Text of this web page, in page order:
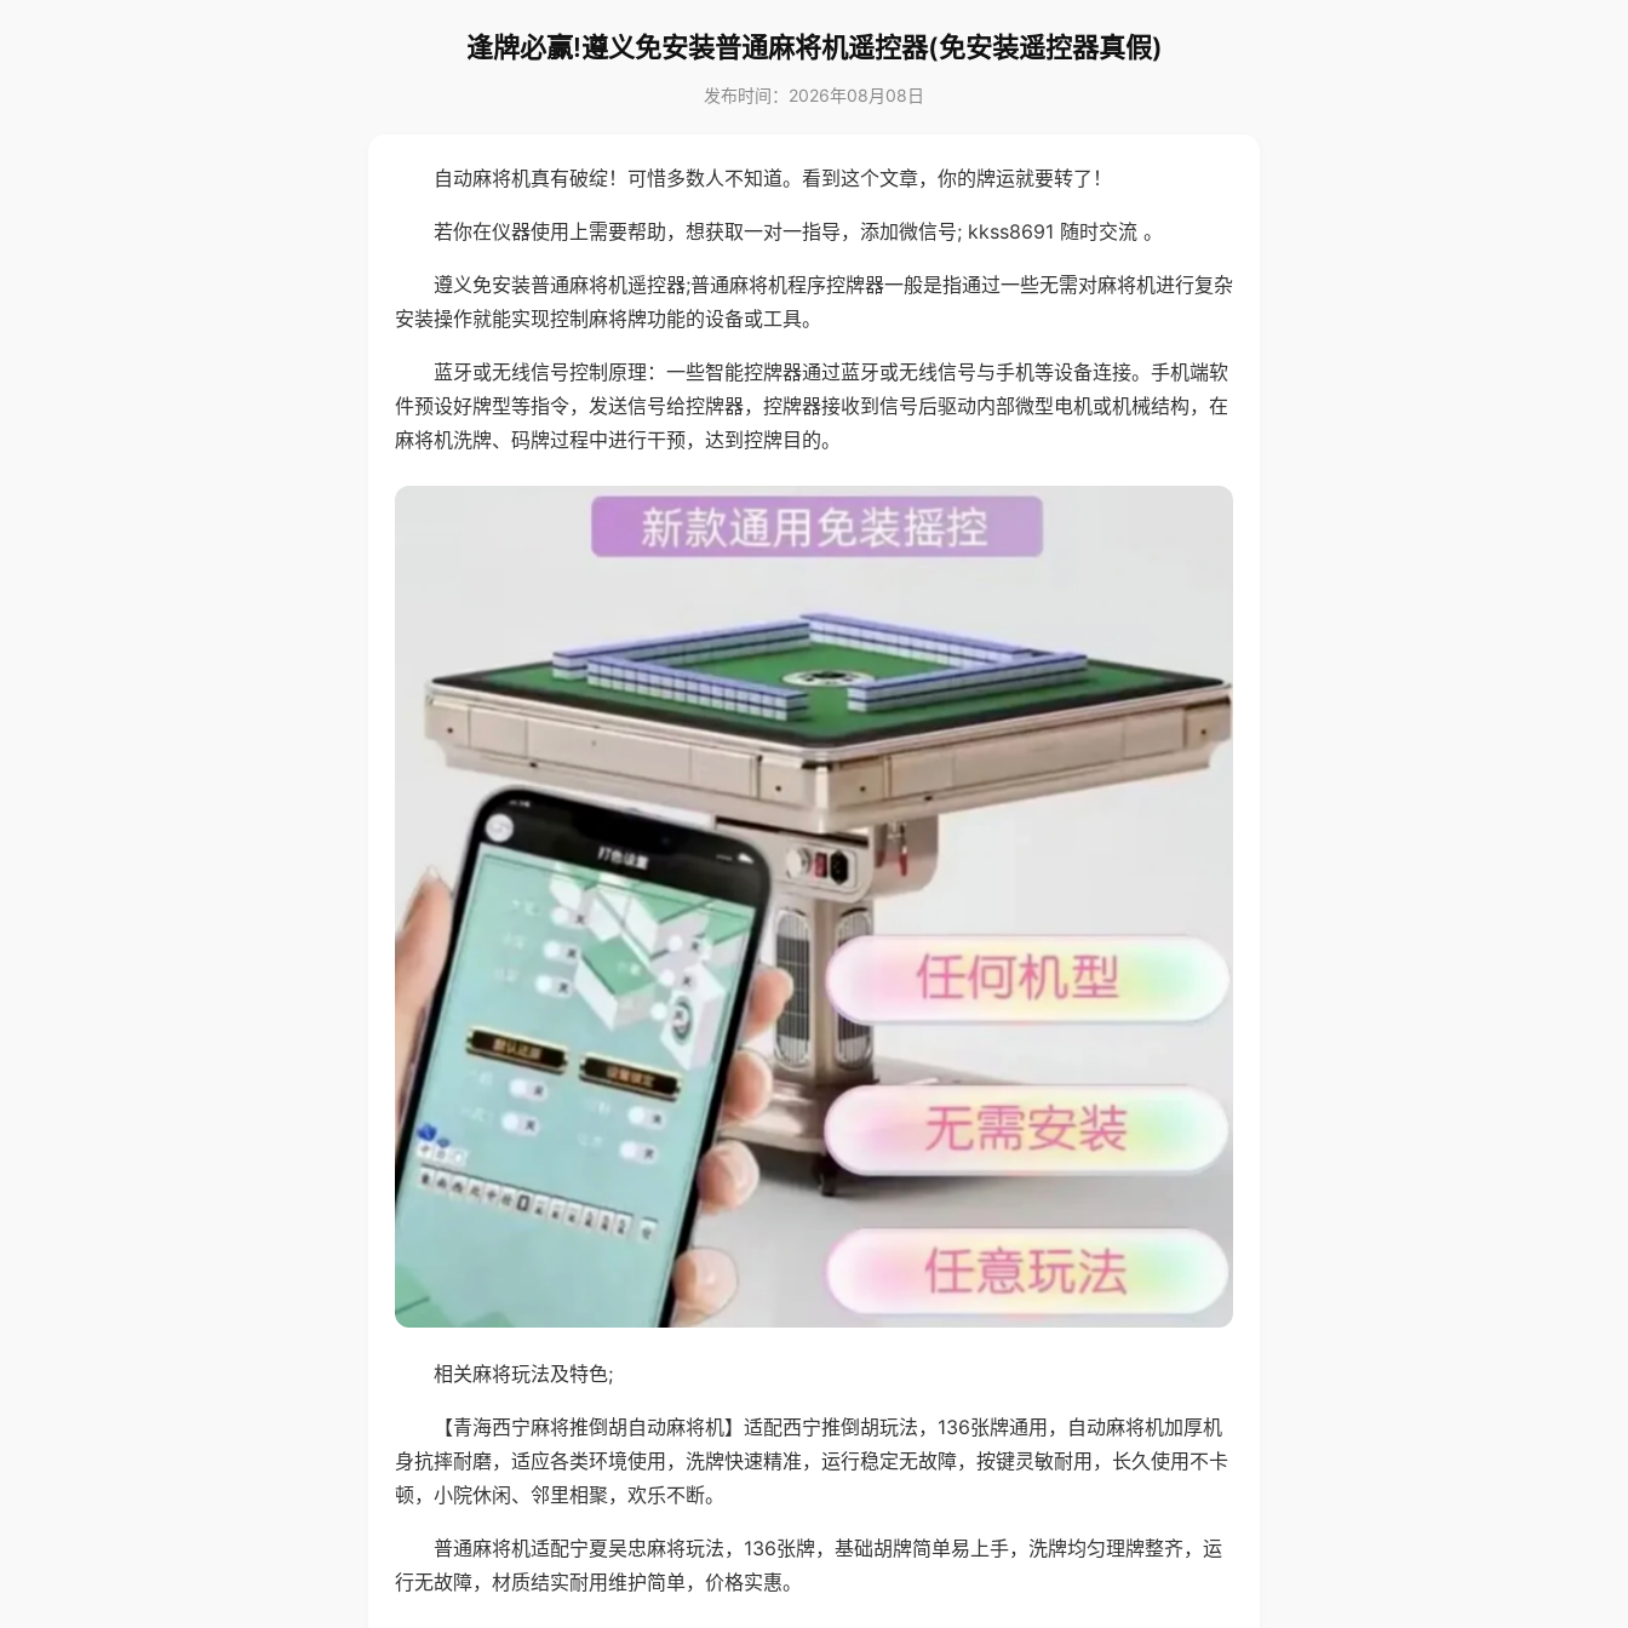
逢牌必赢!遵义免安装普通麻将机遥控器(免安装遥控器真假)
发布时间：2026年08月08日
自动麻将机真有破绽！可惜多数人不知道。看到这个文章，你的牌运就要转了！
若你在仪器使用上需要帮助，想获取一对一指导，添加微信号; kkss8691 随时交流 。
遵义免安装普通麻将机遥控器;普通麻将机程序控牌器一般是指通过一些无需对麻将机进行复杂
安装操作就能实现控制麻将牌功能的设备或工具。
蓝牙或无线信号控制原理：一些智能控牌器通过蓝牙或无线信号与手机等设备连接。手机端软
件预设好牌型等指令，发送信号给控牌器，控牌器接收到信号后驱动内部微型电机或机械结构，在
麻将机洗牌、码牌过程中进行干预，达到控牌目的。
相关麻将玩法及特色;
【青海西宁麻将推倒胡自动麻将机】适配西宁推倒胡玩法，136张牌通用，自动麻将机加厚机
身抗摔耐磨，适应各类环境使用，洗牌快速精准，运行稳定无故障，按键灵敏耐用，长久使用不卡
顿，小院休闲、邻里相聚，欢乐不断。
普通麻将机适配宁夏吴忠麻将玩法，136张牌，基础胡牌简单易上手，洗牌均匀理牌整齐，运
行无故障，材质结实耐用维护简单，价格实惠。